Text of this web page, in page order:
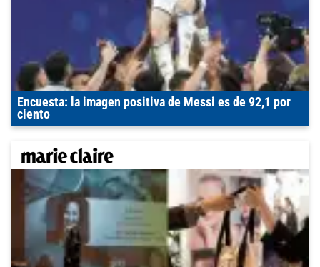
Encuesta: la imagen positiva de Messi es de 92,1 por
ciento